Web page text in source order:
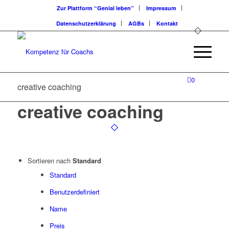
Zur Plattform “Genial leben”
Impressum
Datenschutzerklärung
AGBs Kontakt
0
creative coaching
creative coaching
Sortieren nach Standard
Standard
Benutzerdefiniert
Name
Preis